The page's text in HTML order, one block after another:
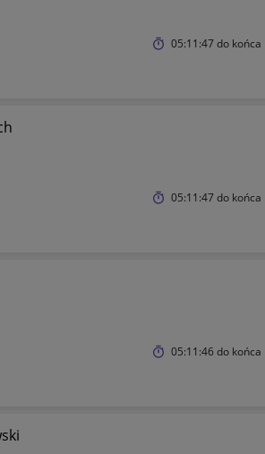
05:11:47do końca
05:11:47do końca
05:11:46do końca